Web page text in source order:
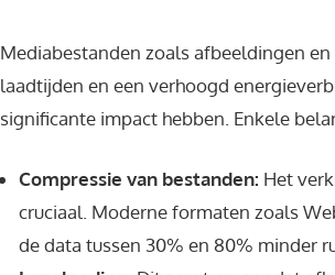
Mediabestanden zoals afbeeldingen
laadtijden en een verhoogd
significante impact hebben. Enkele
Compressie van bestanden: Het
cruciaal. Moderne formaten zoals
de data tussen 30% en 80% minder